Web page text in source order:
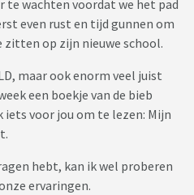
te wachten voordat we het pad
even rust en tijd gunnen om
op zijn nieuwe school.
maar ook enorm veel juist
een boekje van de bieb
iets voor jou om te lezen: Mijn
hebt, kan ik wel proberen
ervaringen.